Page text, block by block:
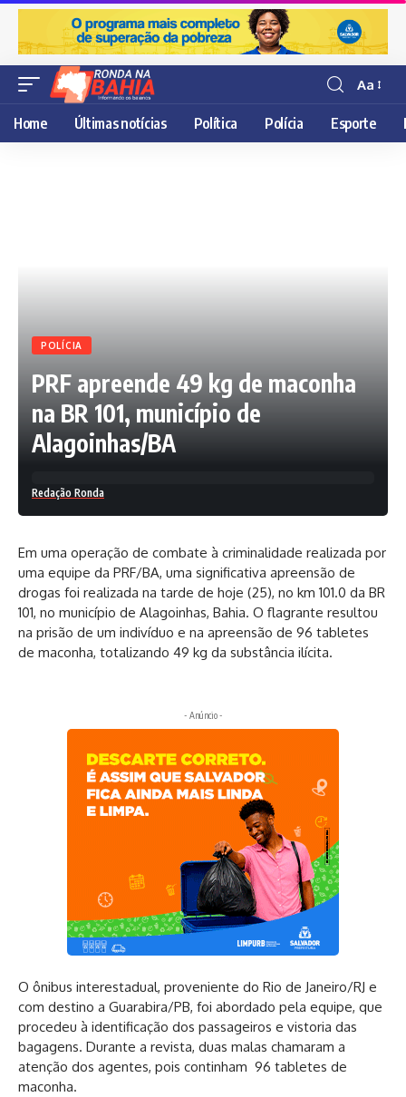
Resisor
de
fonte
Aa
Home Últimas notícias Política Polícia Esporte
POLÍCIA
PRF apreende 49 kg de maconha
na BR 101, município de
Alagoinhas/BA
Redação Ronda
Em uma operação de combate à criminalidade realizada por
uma equipe da PRF/BA, uma significativa apreensão de
drogas foi realizada na tarde de hoje (25), no km 101.0 da BR
101, no município de Alagoinhas, Bahia. O flagrante resultou
na prisão de um indivíduo e na apreensão de 96 tabletes
de maconha, totalizando 49 kg da substância ilícita.
- Anúncio -
O ônibus interestadual, proveniente do Rio de Janeiro/RJ e
com destino a Guarabira/PB, foi abordado pela equipe, que
procedeu à identificação dos passageiros e vistoria das
bagagens. Durante a revista, duas malas chamaram a
atenção dos agentes, pois continham 96 tabletes de
maconha.